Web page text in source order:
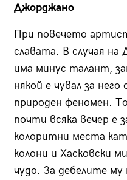
Джорджано
При повечето
славата. В случая
има минус талант,
някой е чувал за
природен феномен.
почти всяка вечер е
колоритни места
колони и Хасковски
чудо. За дебелите